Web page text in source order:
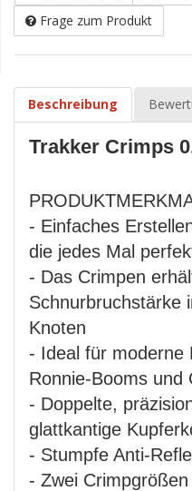
Frage zum Produkt
Beschreibung
Trakker Crimps
- Einfaches
die jedes Mal
- Das Crimpen
Schnurbruchstärke
Knoten
- Ideal für moderne
Ronnie-Booms und
- Doppelte,
glattkantige
- Stumpfe Anti-
- Zwei